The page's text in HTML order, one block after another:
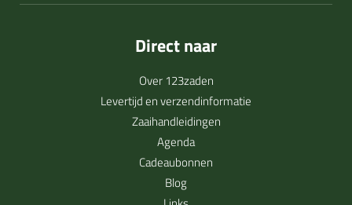
Direct naar
Over 123zaden
Levertijd en verzendinformatie
Zaaihandleidingen
Agenda
Cadeaubonnen
Blog